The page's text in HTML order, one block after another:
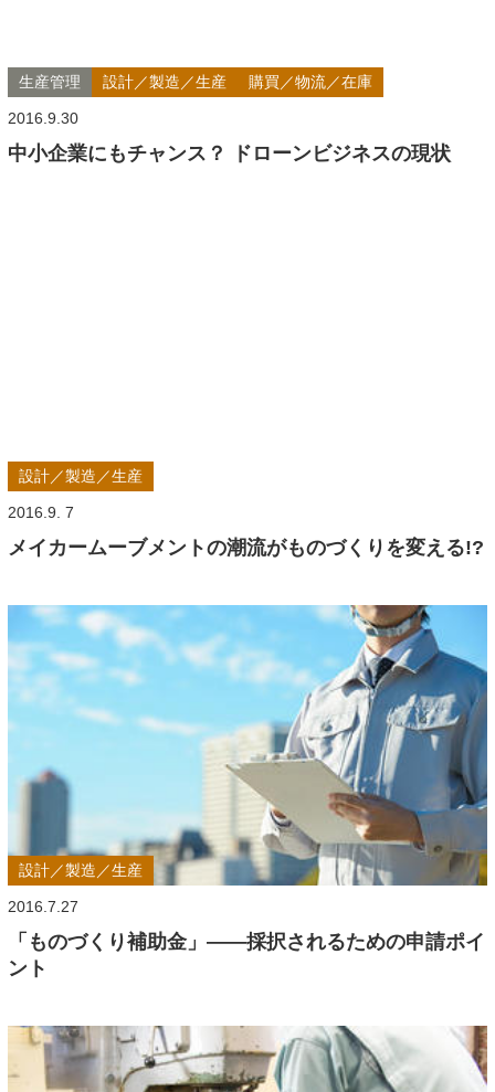
生産管理 設計／製造／生産 購買／物流／在庫
2016.9.30
中小企業にもチャンス？ ドローンビジネスの現状
設計／製造／生産
2016.9. 7
メイカームーブメントの潮流がものづくりを変える!?
設計／製造／生産
2016.7.27
「ものづくり補助金」――採択されるための申請ポイ
ント